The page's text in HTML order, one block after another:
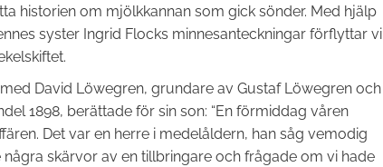
historien om mjölkkannan som gick sönder. Med hjälp
syster Ingrid Flocks minnesanteckningar förflyttar vi
David Löwegren, grundare av Gustaf Löwegren och
1898, berättade för sin son: “En förmiddag våren
Det var en herre i medelåldern, han såg vemodig
några skärvor av en tillbringare och frågade om vi hade